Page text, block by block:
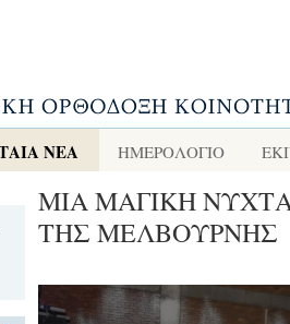
ΝΕΑ ΗΜΕΡΟΛΟΓΙΟ
ΜΙΑ ΜΑΓΙΚΗ
ΤΗΣ ΜΕΛΒΟΥΡΝΗΣ